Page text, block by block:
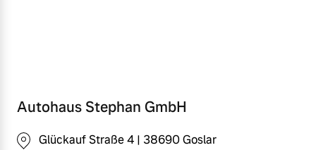
Autohaus Stephan GmbH
Glückauf Straße 4 | 38690 Goslar